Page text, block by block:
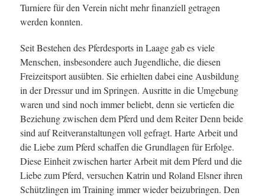
Turniere für den Verein nicht mehr finanziell getragen
werden konnten.
Seit Bestehen des Pferdesports in Laage gab es viele
Menschen, insbesondere auch Jugendliche, die diesen
Freizeitsport ausübten. Sie erhielten dabei eine Ausbildung
in der Dressur und im Springen. Ausritte in die Umgebung
waren und sind noch immer beliebt, denn sie vertiefen die
Beziehung zwischen dem Pferd und dem Reiter Denn beide
sind auf Reitveranstaltungen voll gefragt. Harte Arbeit und
die Liebe zum Pferd schaffen die Grundlagen für Erfolge.
Diese Einheit zwischen harter Arbeit mit dem Pferd und die
Liebe zum Pferd, versuchen Katrin und Roland Elsner ihren
Schützlingen im Training immer wieder beizubringen. Den